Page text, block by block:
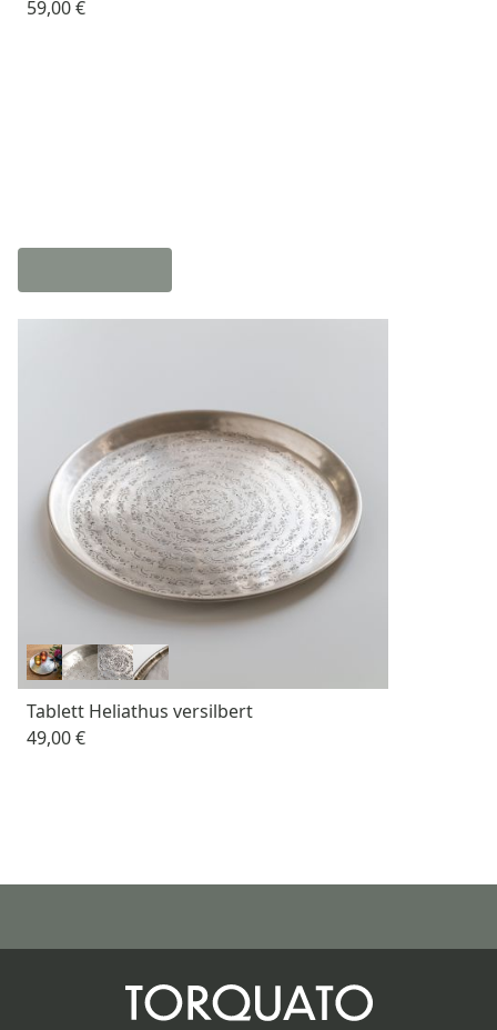
59,00 €
Tablett Heliathus versilbert
49,00 €